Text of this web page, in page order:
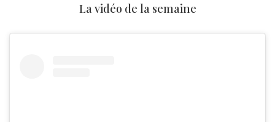
La vidéo de la semaine